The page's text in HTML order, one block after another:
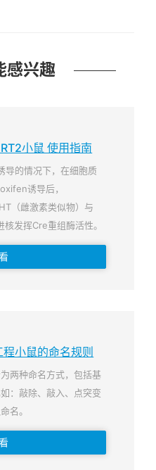
感兴趣
小鼠 使用指南
导的情况下，在细胞质
诱导后，
（雌激素类似物）与
发挥Cre重组酶活性。
程小鼠的命名规则
两种命名方式，包括基
：敲除、敲入、点突变
名。